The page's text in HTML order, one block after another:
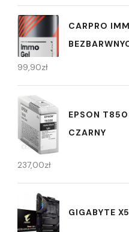
CARPRO
99,90zł
EPSON
CZARNY
237,00zł
GIGABYTE